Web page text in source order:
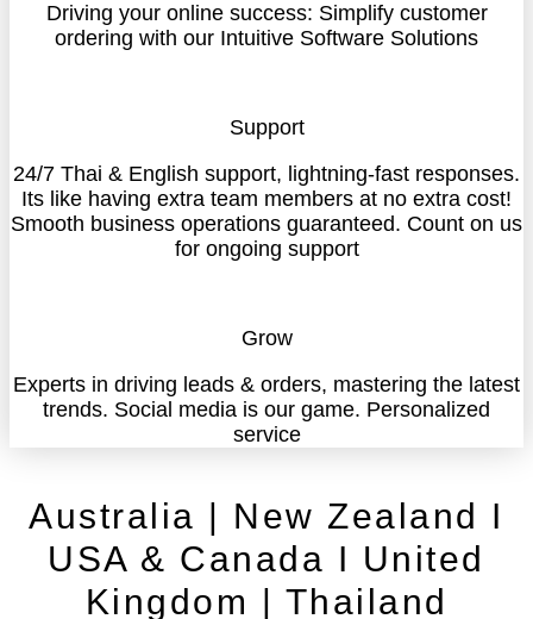
Driving your online success: Simplify customer
ordering with our Intuitive Software Solutions
Support
24/7 Thai & English support, lightning-fast responses.
Its like having extra team members at no extra cost!
Smooth business operations guaranteed. Count on us
for ongoing support
Grow
Experts in driving leads & orders, mastering the latest
trends. Social media is our game. Personalized
service
Australia | New Zealand I
USA & Canada I United
Kingdom | Thailand